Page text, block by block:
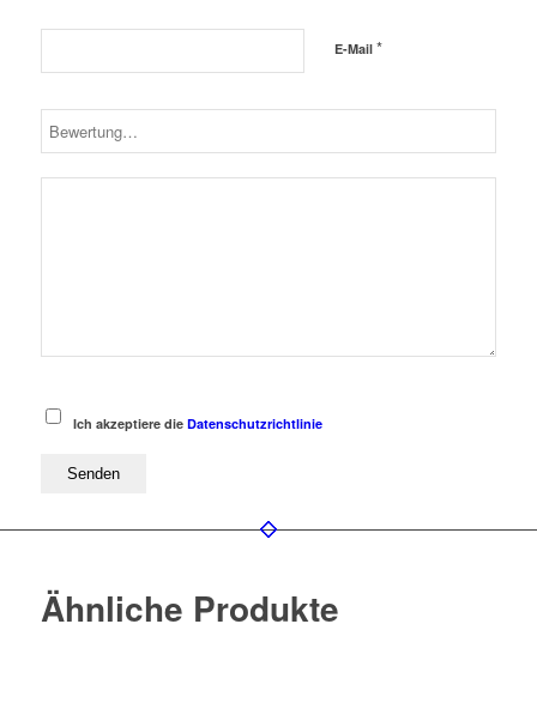
E-Mail *
Ich akzeptiere dieDatenschutzrichtlinie
Ähnliche Produkte